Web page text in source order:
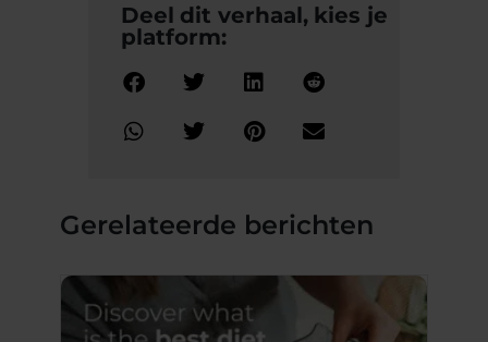
Deel dit verhaal, kies je
platform:
Gerelateerde berichten